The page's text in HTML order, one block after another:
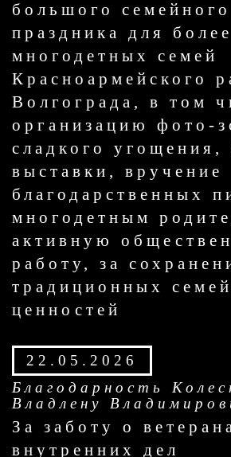
большого семейного
праздника для
многодетных семей
Красноармейского
Волгограда, в том
организацию фото-
сладкого угощения,
выставки, вручение
благодарственных
многодетным
активную
работу, за
традиционных
ценностей
22.05.2026
Благодарность
Владлену
За заботу о
внутренних дел